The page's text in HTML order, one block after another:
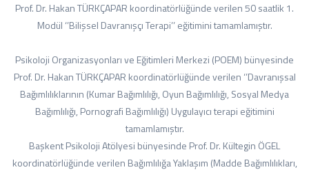
Prof. Dr. Hakan TÜRKÇAPAR koordinatörlüğünde verilen 50 saatlik 1.
Modül ‘’Bilişsel Davranışçı Terapi’’ eğitimini tamamlamıştır.
Psikoloji Organizasyonları ve Eğitimleri Merkezi (POEM) bünyesinde
Prof. Dr. Hakan TÜRKÇAPAR koordinatörlüğünde verilen ‘’Davranışsal
Bağımlılıklarının (Kumar Bağımlılığı, Oyun Bağımlılığı, Sosyal Medya
Bağımlılığı, Pornografi Bağımlılığı) Uygulayıcı terapi eğitimini
tamamlamıştır.
Başkent Psikoloji Atölyesi bünyesinde Prof. Dr. Kültegin ÖGEL
koordinatörlüğünde verilen Bağımlılığa Yaklaşım (Madde Bağımlılıkları,